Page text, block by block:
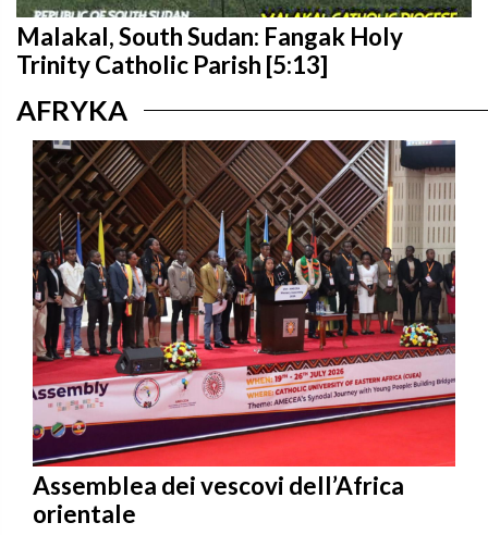
Malakal, South Sudan: Fangak Holy
Trinity Catholic Parish [5:13]
AFRYKA
Assemblea dei vescovi dell’Africa
orientale